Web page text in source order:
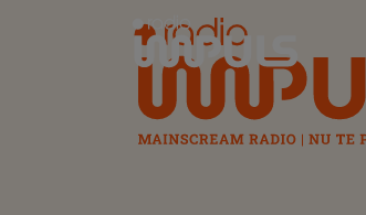
Radio Impuls